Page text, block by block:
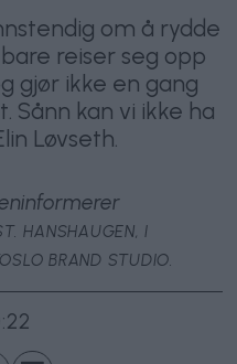
om å rydde
reiser seg opp
gjør ikke en gang
Sånn kan vi ikke ha
Løvseth.
informerer
HANSHAUGEN, I
BRAND STUDIO.